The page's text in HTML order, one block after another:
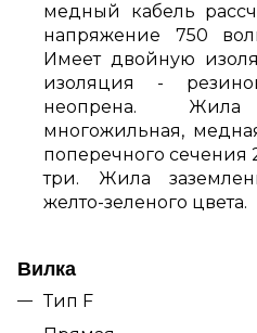
медный кабель
напряжение 750
Имеет двойную
изоляция -
неопрена.
многожильная,
поперечного сечения
три. Жила
желто-зеленого цвета.
Вилка
Тип F